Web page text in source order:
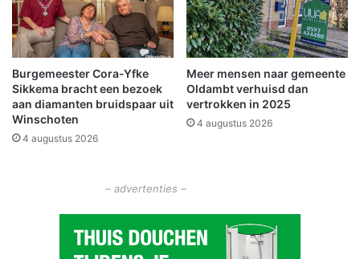
u
l
p
O
l
d
a
m
b
Burgemeester Cora-Yfke
Sikkema bracht een bezoek
aan diamanten bruidspaar uit
Winschoten
4 augustus 2026
Meer mensen naar gemeente
Oldambt verhuisd dan
vertrokken in 2025
4 augustus 2026
– advertenties –